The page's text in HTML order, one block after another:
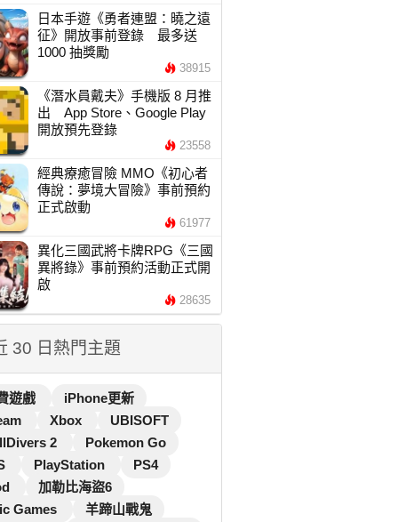
日本手遊《勇者連盟：曉之遠
征》開放事前登錄 最多送
1000 抽獎勵
38915
《潛水員戴夫》手機版 8 月推
出 App Store、Google Play
開放預先登錄
23558
經典療癒冒險 MMO《初心者
傳說：夢境大冒險》事前預約
正式啟動
61977
異化三國武將卡牌RPG《三國
異將錄》事前預約活動正式開
啟
28635
30 日熱門主題
遊戲
iPhone更新
Xbox
UBISOFT
2
Pokemon Go
PlayStation
PS4
加勒比海盜6
Games
羊蹄山戰鬼